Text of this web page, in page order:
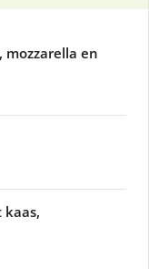
mozzarella en
kaas,